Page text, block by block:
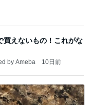
買えないもの！これがな
by Ameba 10日前